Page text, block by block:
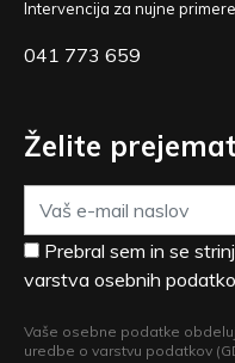
Intervencija za nujne
041 773 659
Želite
Prebral sem in se
varstva osebnih
Vaše osebne podatke
uredbe o varstvu podatkov